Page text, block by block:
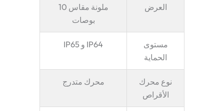
العرض
ملونة مقاس 10
بوصات
مستوى
الحماية
IP64 و IP65
نوع محرك
الأقراص
محرك متدرج